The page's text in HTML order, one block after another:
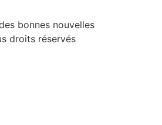
bonnes nouvelles
droits réservés